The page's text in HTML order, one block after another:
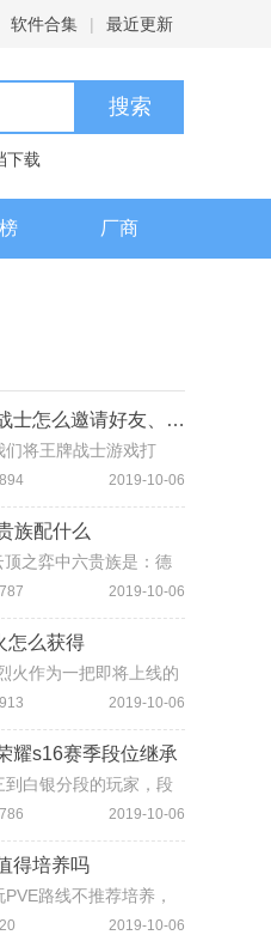
软件合集 | 最近更新
下载
厂商
王牌战士怎么邀请好友、组队开黑
们将王牌战士游戏打
入游戏主界面，点击竞
先进入房间界面我们选
栏和屏幕右上方的邀请
一起开黑当然，如果好
阶段也无法预约好友。
2019-10-06
族配什么
顶之弈中六贵族是：德
之力、暗夜猎手、无双
圣枪游侠、曙光女神、
族双骑手双游侠”阵容，
玛西亚之力、暗夜猎
、正义天使、猪妹、千
2019-10-06
怎么获得
火作为一把即将上线的
雄级，CF官方肯定会进
预购，按照这把武器常
毕竟够优秀！9A91烈火
未上架到正式服商城，
并开启预购哦，这款英
定价应该会在888元左
2019-10-06
耀s16赛季段位继承
到白银分段的玩家，段
不变，黄金到铂金分段
段位最高下调二级，而
一直接降为钻石五，
五分别保持在铂金一
2019-10-06
得培养吗
PVE路线不推荐培养，
斗技或者道馆一定要
2019-10-06